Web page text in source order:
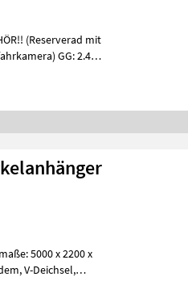
(Reserverad mit
GG: 2.400